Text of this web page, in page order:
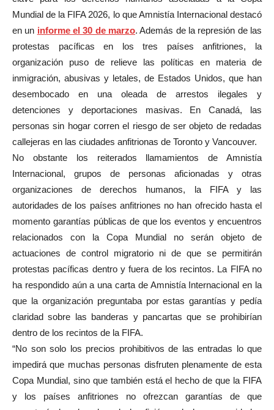
Mundial de la FIFA 2026, lo que Amnistía Internacional destacó
en un informe el 30 de marzo. Además de la represión de las
protestas pacíficas en los tres países anfitriones, la
organización puso de relieve las políticas en materia de
inmigración, abusivas y letales, de Estados Unidos, que han
desembocado en una oleada de arrestos ilegales y
detenciones y deportaciones masivas. En Canadá, las
personas sin hogar corren el riesgo de ser objeto de redadas
callejeras en las ciudades anfitrionas de Toronto y Vancouver.
No obstante los reiterados llamamientos de Amnistía
Internacional, grupos de personas aficionadas y otras
organizaciones de derechos humanos, la FIFA y las
autoridades de los países anfitriones no han ofrecido hasta el
momento garantías públicas de que los eventos y encuentros
relacionados con la Copa Mundial no serán objeto de
actuaciones de control migratorio ni de que se permitirán
protestas pacíficas dentro y fuera de los recintos. La FIFA no
ha respondido aún a una carta de Amnistía Internacional en la
que la organización preguntaba por estas garantías y pedía
claridad sobre las banderas y pancartas que se prohibirían
dentro de los recintos de la FIFA.
“No son solo los precios prohibitivos de las entradas lo que
impedirá que muchas personas disfruten plenamente de esta
Copa Mundial, sino que también está el hecho de que la FIFA
y los países anfitriones no ofrezcan garantías de que